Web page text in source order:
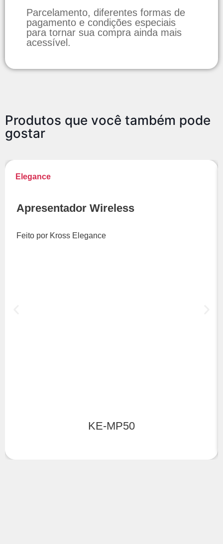
Parcelamento, diferentes formas de
pagamento e condições especiais
para tornar sua compra ainda mais
acessível.
Produtos que você também pode
gostar
Elegance
Apresentador Wireless
Feito por Kross Elegance
KE-MP50